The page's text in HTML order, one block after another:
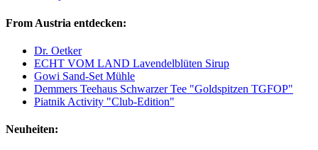
From Austria entdecken:
Dr. Oetker
ECHT VOM LAND Lavendelblüten Sirup
Gowi Sand-Set Mühle
Demmers Teehaus Schwarzer Tee "Goldspitzen TGFOP"
Piatnik Activity "Club-Edition"
Neuheiten: